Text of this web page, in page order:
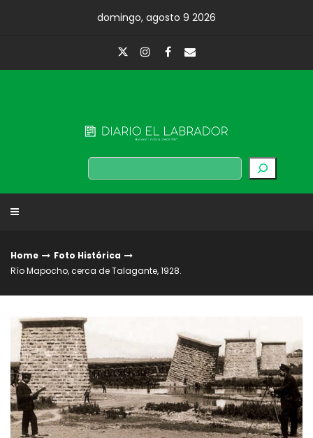
domingo, agosto 9 2026
Buscar
Home
Foto Histórica
Río Mapocho, cerca de Talagante, 1928.